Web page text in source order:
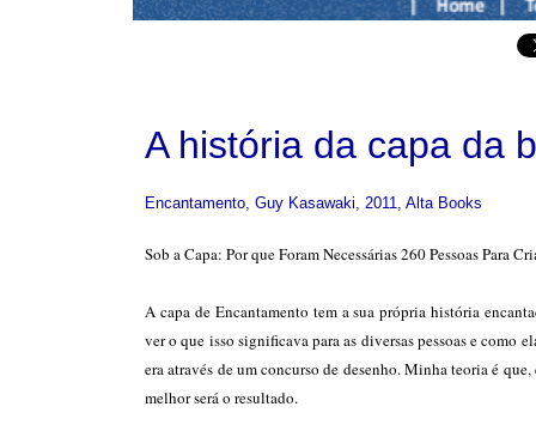
A história da capa da
Encantamento, Guy Kasawaki, 2011, Alta Books
Sob a Capa: Por que Foram Necessárias 260 Pessoas Para
A capa de Encantamento tem a sua própria história
ver o que isso significava para as diversas pessoas e como
era através de um concurso de desenho. Minha teoria é
melhor será o resultado.